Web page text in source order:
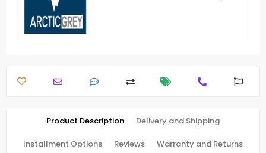
Product Description Delivery and Shipping
Installment Options Reviews Warranty and Returns